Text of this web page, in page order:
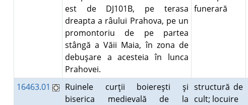
est de DJ101B, pe terasa
dreapta a râului Prahova, pe un
promontoriu de pe partea
stângă a Văii Maia, în zona de
debuşare a acesteia în lunca
Prahovei.
funerară
16463.01
Ruinele curţii boiereşti şi
biserica medievală de la
structură de
cult; locuire